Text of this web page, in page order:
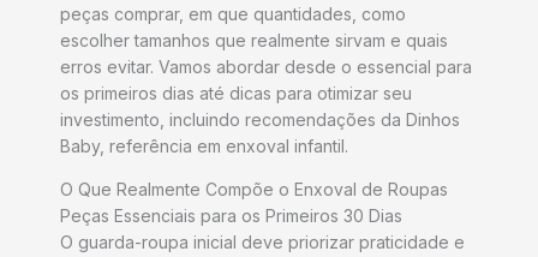
peças comprar, em que quantidades, como
escolher tamanhos que realmente sirvam e quais
erros evitar. Vamos abordar desde o essencial para
os primeiros dias até dicas para otimizar seu
investimento, incluindo recomendações da Dinhos
Baby, referência em enxoval infantil.
O Que Realmente Compõe o Enxoval de Roupas
Peças Essenciais para os Primeiros 30 Dias
O guarda-roupa inicial deve priorizar praticidade e